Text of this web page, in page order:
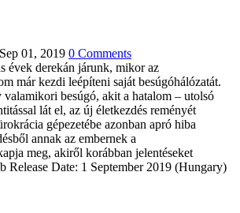
Sep 01, 2019 0 Comments
évek derekán járunk, mikor az
már kezdi leépíteni saját besúgóhálózatát.
valamikori besúgó, akit a hatalom – utolsó
lát el, az új életkezdés reményét
gépezetébe azonban apró hiba
annak az embernek a
meg, akiről korábban jelentéseket
Release Date: 1 September 2019 (Hungary)